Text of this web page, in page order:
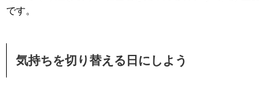
です。
気持ちを切り替える日にしよう